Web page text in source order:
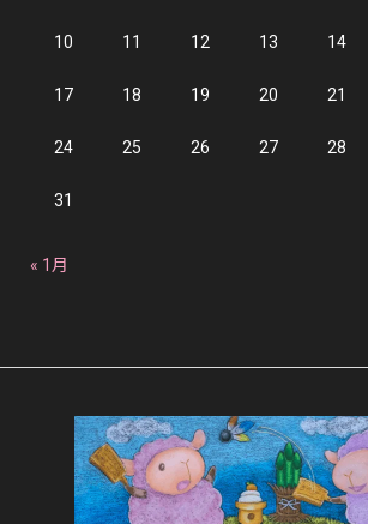
10 11 12 13 14
17 18 19 20 21
24 25 26 27 28
31
« 1月